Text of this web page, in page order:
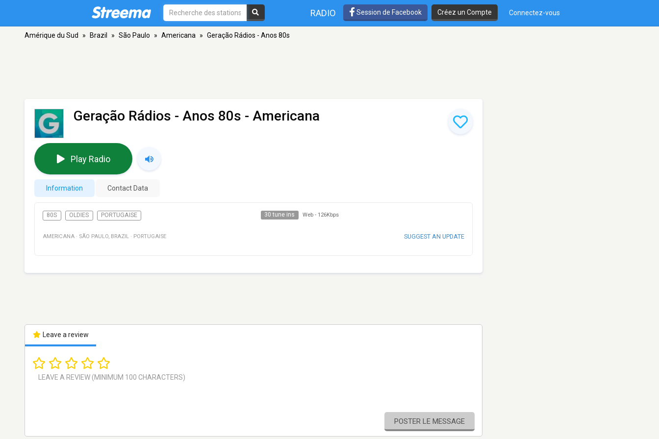
RADIO Session de Facebook Créez un Compte Connectez-vous
Amérique du Sud » Brazil » São Paulo » Americana » Geração Rádios - Anos 80s
Geração Rádios - Anos 80s - Americana
Play Radio
Information Contact Data
80S OLDIES PORTUGAISE 30 tune ins Web - 126Kbps
AMERICANA · SÃO PAULO, BRAZIL · PORTUGAISE SUGGEST AN UPDATE
Leave a review
POSTER LE MESSAGE